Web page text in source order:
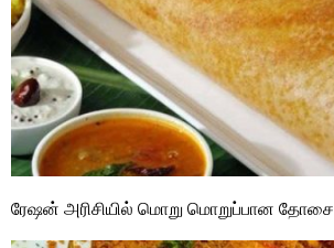
ரேஷன் அரிசியில் மொறு மொறுப்பான தோசை